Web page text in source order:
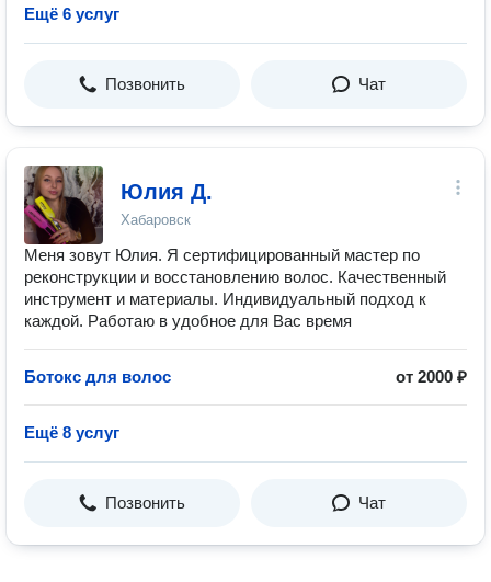
Ещё 6 услуг
Позвонить Чат
Юлия Д.
Хабаровск
Меня зовут Юлия. Я сертифицированный мастер по
реконструкции и восстановлению волос. Качественный
инструмент и материалы. Индивидуальный подход к
каждой. Работаю в удобное для Вас время
Ботокс для волос от 2000 ₽
Ещё 8 услуг
Позвонить Чат